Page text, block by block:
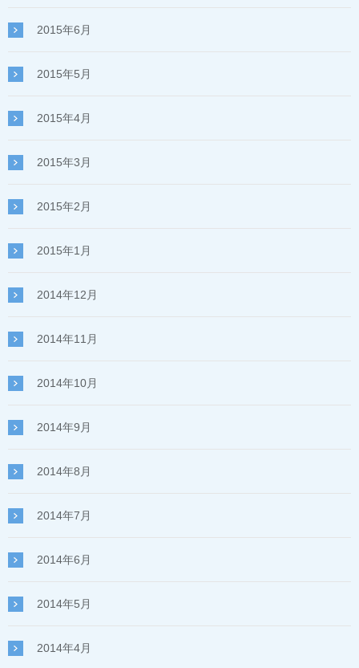
2015年6月
2015年5月
2015年4月
2015年3月
2015年2月
2015年1月
2014年12月
2014年11月
2014年10月
2014年9月
2014年8月
2014年7月
2014年6月
2014年5月
2014年4月